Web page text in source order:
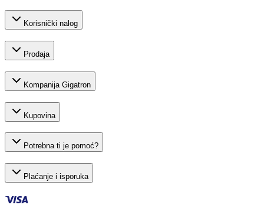
Korisnički nalog
Prodaja
Kompanija Gigatron
Kupovina
Potrebna ti je pomoć?
Plaćanje i isporuka